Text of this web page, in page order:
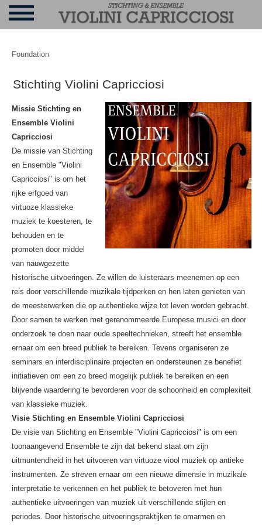
Foundation
Stichting Violini Capricciosi
Missie Stichting en
Ensemble Violini
Capricciosi
De missie van Stichting
en Ensemble "Violini
Capricciosi" is om het
rijke erfgoed van
virtuoze klassieke
muziek te koesteren, te
behouden en te
promoten door middel
van nauwgezette
historische uitvoeringen. Ze willen de luisteraars meenemen op een
reis door verschillende muzikale tijdperken en hen laten genieten van
de meesterwerken die op authentieke wijze tot leven worden gebracht.
Door samen te werken met gerenommeerde Europese musici en door
onderzoek te doen naar oude speeltechnieken, streeft het ensemble
ernaar om een breed publiek te bereiken. Tevens organiseren ze
seminars en interdisciplinaire projecten en ondersteunen ze benefiet
initiatieven om een zo breed mogelijk publiek te bereiken en een
blijvende waardering te bevorderen voor de schoonheid en complexiteit
van klassieke muziek.
Visie Stichting en Ensemble Violini Capricciosi
De visie van Stichting en Ensemble "Violini Capricciosi" is om een
toonaangevend Ensemble te zijn dat bekend staat om zijn
uitmuntendheid in het uitvoeren van virtuoze viool muziek op antieke
instrumenten. Ze streven ernaar om een nieuwe dimensie in muzikale
interpretatie te verkennen en het publiek te betoveren met hun
authentieke uitvoeringen van muziek uit verschillende stijlen en
periodes. Door historische uitvoeringspraktijken te omarmen en